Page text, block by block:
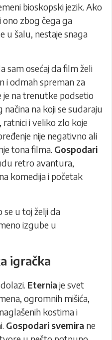
bioskopski jezik. Ako
zbog čega ga
u šalu, nestaje snaga
sam osećaj da film želi
i odmah spreman za
na trenutke podsetio
načina na koji se sudaraju
i veliko zlo koje
nije negativno ali
tona filma. Gospodari
retro avantura,
komedija i početak
se u toj želji da
izgube u
igračka
Eternia je svet
ogromnih mišića,
kostima i
Gospodari svemira ne